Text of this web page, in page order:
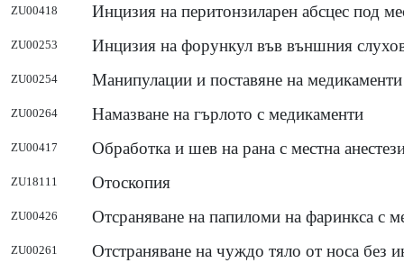
ZU00418 Инцизия на перитонзиларен абсцес под
ZU00253 Инцизия на форункул във външния
ZU00254 Манипулации и поставяне на
ZU00264 Намазване на гърлото с медикаменти
ZU00417 Обработка и шев на рана с местна
ZU18111 Отоскопия
ZU00426 Отсраняване на папиломи на фаринкса с
ZU00261 Отстраняване на чуждо тяло от носа без